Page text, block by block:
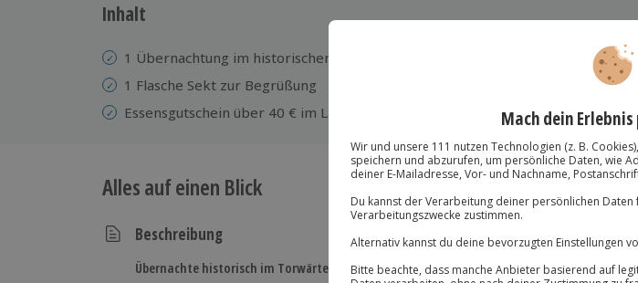
Inhalt
1 Übernachtung im historischen Torwärterhäusle am Silbertor
1 Flasche Sekt zur Begrüßung
Essensgutschein über 40 € im Landgasthof Löwen in Oberhaugstett
Alles auf einen Blick
Beschreibung
Übernachte historisch im Torwärterhäusle!